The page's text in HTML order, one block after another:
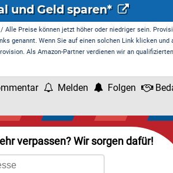
und Geld sparen*
Preise können jetzt höher oder niedriger sein.
genannt. Wenn Sie auf einen solchen Link klicken
Als Amazon-Partner verdienen wir an
Melden Folgen
verpassen? Wir sorgen dafür!